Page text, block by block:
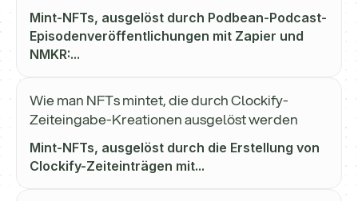
Mint-NFTs, ausgelöst durch Podbean-Podcast-
Episodenveröffentlichungen mit Zapier und
NMKR:...
Wie man NFTs mintet, die durch Clockify-
Zeiteingabe-Kreationen ausgelöst werden
Mint-NFTs, ausgelöst durch die Erstellung von
Clockify-Zeiteinträgen mit...